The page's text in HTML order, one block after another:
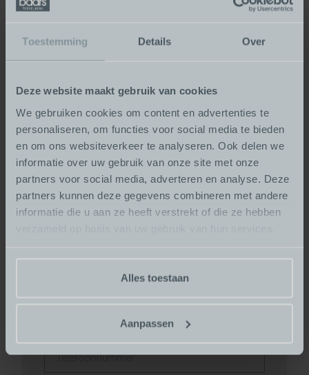
Toestemming Details Over
Deze website maakt gebruik van cookies
We gebruiken cookies om content en advertenties te
personaliseren, om functies voor social media te bieden
en om ons websiteverkeer te analyseren. Ook delen we
informatie over uw gebruik van onze site met onze
partners voor social media, adverteren en analyse. Deze
partners kunnen deze gegevens combineren met andere
informatie die u aan ze heeft verstrekt of die ze hebben
Alles toestaan
Aanpassen
Weet u nog niet helemaal welke stijl bij u past? Welke
benieuwd hoe de indeling van een nieuwe keuken kan
zijn? Kom vrijblijvend binnenlopen of plan voorafgaand
Plan eenvoudig een afspraak
in
Uw naam
Telefoonnummer